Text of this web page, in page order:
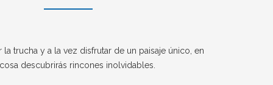
la trucha y a la vez disfrutar de un paisaje único, en
descubrirás rincones inolvidables.